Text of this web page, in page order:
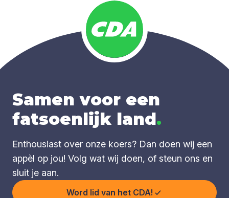
Samen voor een
fatsoenlijk land.
Enthousiast over onze koers? Dan doen wij een
appèl op jou! Volg wat wij doen, of steun ons en
sluit je aan.
Word lid van het CDA!